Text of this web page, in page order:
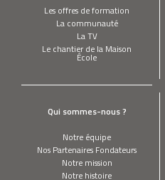
Les offres de formation
La communauté
La TV
Le chantier de la Maison
École
Qui sommes-nous ?
Notre équipe
Nos Partenaires Fondateurs
Notre mission
Notre histoire